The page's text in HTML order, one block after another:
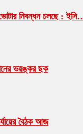
নিবন্ধন চলছে :
ভয়ঙ্কর ছক
বৈঠক আজ